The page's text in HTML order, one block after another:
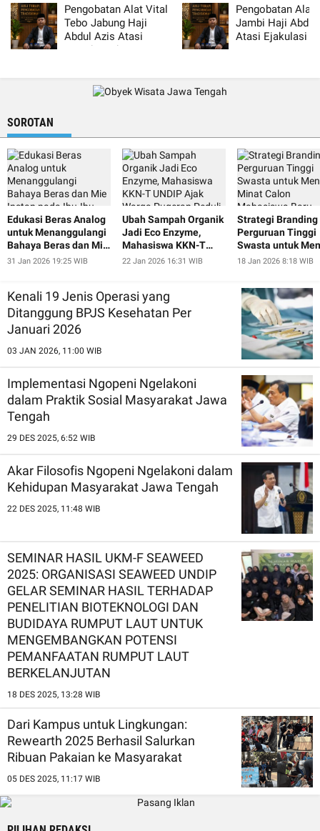
Pengobatan Alat Vital
Tebo Jabung Haji
Abdul Azis Atasi
Lemah Syahwat Resmi
Pengobatan Alat
Jambi Haji Abdul
Atasi Ejakulasi
SOROTAN
Edukasi Beras Analog
untuk Menanggulangi
Bahaya Beras dan Mie
Instan pada Ibu-Ibu
31 Jan 2026 19:25 WIB
Ubah Sampah Organik
Jadi Eco Enzyme,
Mahasiswa KKN-T
UNDIP Ajak Warga
22 Jan 2026 16:31 WIB
Strategi Branding
Perguruan Tinggi
Swasta untuk
Minat Calon
18 Jan 2026 8:18 WIB
Kenali 19 Jenis Operasi yang
Ditanggung BPJS Kesehatan Per
Januari 2026
03 JAN 2026, 11:00 WIB
Implementasi Ngopeni Ngelakoni
dalam Praktik Sosial Masyarakat Jawa
Tengah
29 DES 2025, 6:52 WIB
Akar Filosofis Ngopeni Ngelakoni dalam
Kehidupan Masyarakat Jawa Tengah
22 DES 2025, 11:48 WIB
SEMINAR HASIL UKM-F SEAWEED
2025: ORGANISASI SEAWEED UNDIP
GELAR SEMINAR HASIL TERHADAP
PENELITIAN BIOTEKNOLOGI DAN
BUDIDAYA RUMPUT LAUT UNTUK
MENGEMBANGKAN POTENSI
PEMANFAATAN RUMPUT LAUT
BERKELANJUTAN
18 DES 2025, 13:28 WIB
Dari Kampus untuk Lingkungan:
Rewearth 2025 Berhasil Salurkan
Ribuan Pakaian ke Masyarakat
05 DES 2025, 11:17 WIB